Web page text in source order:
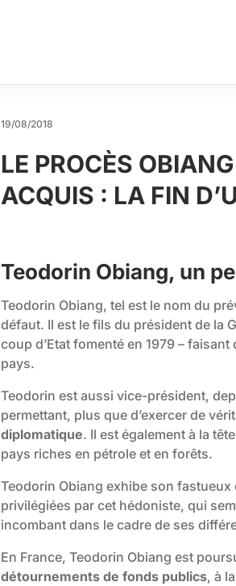
19/08/2018
LE PROCÈS
ACQUIS : LA FIN
Teodorin Obiang, un
Teodorin Obiang, tel est le nom du
défaut. Il est le fils du président de la
coup d’Etat fomenté en 1979 –
pays.
Teodorin est aussi vice-président,
permettant, plus que d’exercer de
diplomatique. Il est également à la
pays riches en pétrole et en forêts.
Teodorin Obiang exhibe son
privilégiées par cet hédoniste, qui
incombant dans le cadre de ses
En France, Teodorin Obiang est
détournements de fonds publics, à